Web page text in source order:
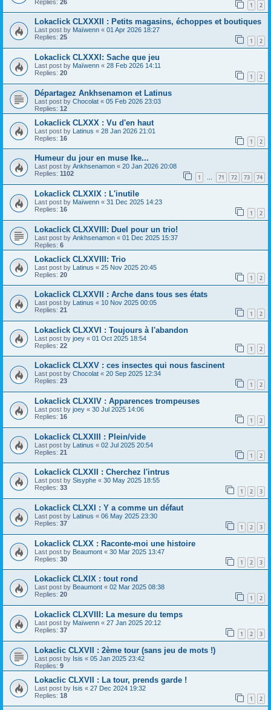
Replies: 26 1 2
Lokaclick CLXXXII : Petits magasins, échoppes et boutiques
Last post by Maïwenn « 01 Apr 2026 18:27
Replies: 25 1 2
Lokaclick CLXXXI: Sache que jeu
Last post by Maïwenn « 28 Feb 2026 14:11
Replies: 20 1 2
Départagez Ankhsenamon et Latinus
Last post by Chocolat « 05 Feb 2026 23:03
Replies: 12
Lokaclick CLXXX : Vu d'en haut
Last post by Latinus « 28 Jan 2026 21:01
Replies: 16 1 2
Humeur du jour en muse Ike...
Last post by Ankhsenamon « 20 Jan 2026 20:08
Replies: 1102 1 … 71 72 73 74
Lokaclick CLXXIX : L'inutile
Last post by Maïwenn « 31 Dec 2025 14:23
Replies: 16 1 2
Lokaclick CLXXVIII: Duel pour un trio!
Last post by Ankhsenamon « 01 Dec 2025 15:37
Replies: 6
Lokaclick CLXXVIII: Trio
Last post by Latinus « 25 Nov 2025 20:45
Replies: 20 1 2
Lokaclick CLXXVII : Arche dans tous ses états
Last post by Latinus « 10 Nov 2025 00:05
Replies: 21 1 2
Lokaclick CLXXVI : Toujours à l'abandon
Last post by joey « 01 Oct 2025 18:54
Replies: 22 1 2
Lokaclick CLXXV : ces insectes qui nous fascinent
Last post by Chocolat « 20 Sep 2025 12:34
Replies: 23 1 2
Lokaclick CLXXIV : Apparences trompeuses
Last post by joey « 30 Jul 2025 14:06
Replies: 16 1 2
Lokaclick CLXXIII : Plein/vide
Last post by Latinus « 02 Jul 2025 20:54
Replies: 21 1 2
Lokaclick CLXXII : Cherchez l'intrus
Last post by Sisyphe « 30 May 2025 18:55
Replies: 33 1 2 3
Lokaclick CLXXI : Y a comme un défaut
Last post by Latinus « 06 May 2025 23:30
Replies: 37 1 2 3
Lokaclick CLXX : Raconte-moi une histoire
Last post by Beaumont « 30 Mar 2025 13:47
Replies: 30 1 2 3
Lokaclick CLXIX : tout rond
Last post by Beaumont « 02 Mar 2025 08:38
Replies: 20 1 2
Lokaclick CLXVIII: La mesure du temps
Last post by Maïwenn « 27 Jan 2025 20:12
Replies: 37 1 2 3
Lokaclic CLXVII : 2ème tour (sans jeu de mots !)
Last post by Isis « 05 Jan 2025 23:42
Replies: 9
Lokaclic CLXVII : La tour, prends garde !
Last post by Isis « 27 Dec 2024 19:32
Replies: 18 1 2